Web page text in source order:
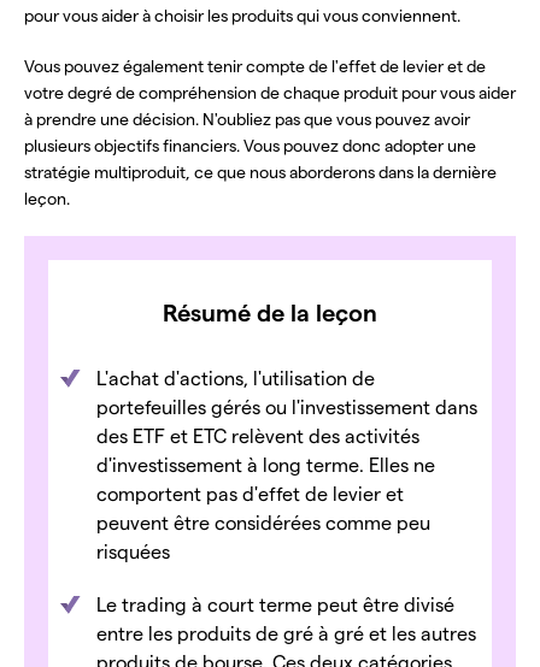
pour vous aider à choisir les produits qui vous conviennent.
Vous pouvez également tenir compte de l'effet de levier et de
votre degré de compréhension de chaque produit pour vous aider
à prendre une décision. N'oubliez pas que vous pouvez avoir
plusieurs objectifs financiers. Vous pouvez donc adopter une
stratégie multiproduit, ce que nous aborderons dans la dernière
leçon.
Résumé de la leçon
L'achat d'actions, l'utilisation de
portefeuilles gérés ou l'investissement dans
des ETF et ETC relèvent des activités
d'investissement à long terme. Elles ne
comportent pas d'effet de levier et
peuvent être considérées comme peu
risquées
Le trading à court terme peut être divisé
entre les produits de gré à gré et les autres
produits de bourse. Ces deux catégories